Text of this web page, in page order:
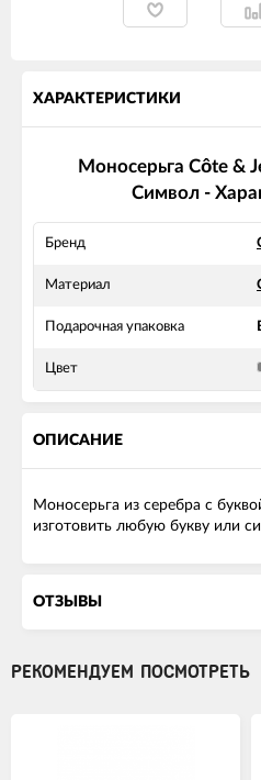
ХАРАКТЕРИСТИКИ
Моносерьга Côte &
Символ -
Бренд
Материал
Подарочная упаковка
Цвет
ОПИСАНИЕ
Моносерьга из серебра с
изготовить любую букву или
ОТЗЫВЫ
РЕКОМЕНДУЕМ ПОСМОТРЕТЬ